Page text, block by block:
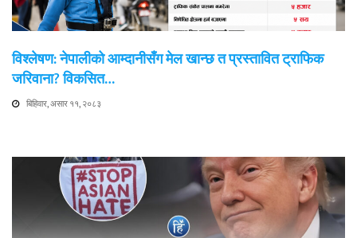
विश्लेषण: नेपालीको आम्दानीसँग मेल खान्छ त प्रस्तावित ट्राफिक
जरिवाना? विकसित…
बिहिवार, असार ११, २०८३